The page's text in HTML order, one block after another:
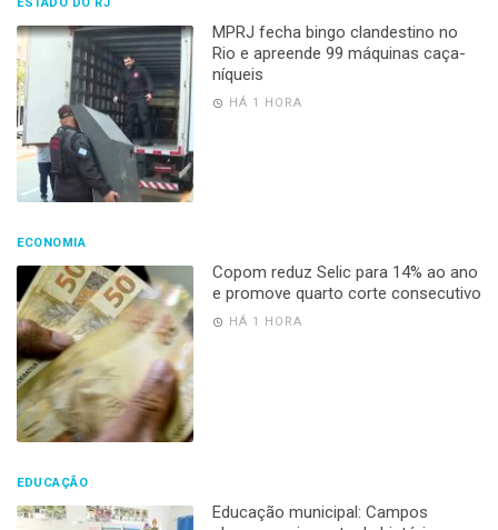
ESTADO DO RJ
MPRJ fecha bingo clandestino no
Rio e apreende 99 máquinas caça-
níqueis
HÁ 1 HORA
ECONOMIA
Copom reduz Selic para 14% ao ano
e promove quarto corte consecutivo
HÁ 1 HORA
EDUCAÇÃO
Educação municipal: Campos